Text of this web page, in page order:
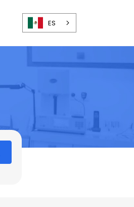
ES